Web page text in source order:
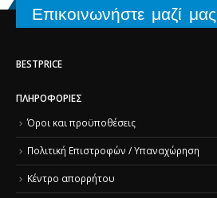
Επικοινωνήστε μαζί μας
BESTPRICE
ΠΛΗΡΟΦΟΡΊΕΣ
Όροι και προϋποθέσεις
Πολιτική Επιστροφών / Υπαναχώρηση
Κέντρο απορρήτου